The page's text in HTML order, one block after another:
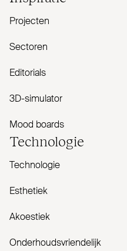
Projecten
Sectoren
Editorials
3D-simulator
Mood boards
Tech­nologie
Technologie
Esthetiek
Akoestiek
Onderhoudsvriendelijk